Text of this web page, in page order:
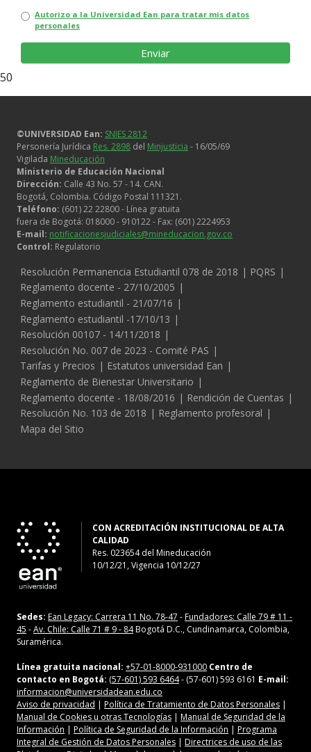
Autorizo a la Universidad Ean para tratar mis datos
personales
50
©UNIVERSIDAD Ean: SNIES 2812
Personería Jurídica Res. 2898 del Minjusticia - 16/05/69
Vigilada Mineducación
Ministerio de Educación Nacional
Dirección: Calle 43 No. 57 - 14. CAN.
Bogotá, Colombia. Código Postal 111321.
Teléfono: (601) 22 22800 - Línea gratuita
fuera de Bogotá: 018000 - 910122 - Fax: (601) 2224953
E-mail: notificacionesjudiciales@mineducacion.gov.co
Control: Regulatorio
Legales
Resolución Permanencia Estudiantil 078 de 2018
PQRS
Reglamento docente - 27/10/2005
Reglamento estudiantil - 21/07/16
Reglamento estudiantil -17/10/13
Resolución 00107 - 14/11/2018
Resolución No. 007 de 2023 - Comité PAS
Tarifas y Precios
Estatutos universidad Ean
Reglamento de Bienestar Universitario
Reglamento docente - 18/08/2016
Rendición de Cuentas
Resolución No. 103 de 2018
Reglamento profesoral
Mapa del Sitio
CON ACREDITACIÓN INSTITUCIONAL DE ALTA
CALIDAD
Res. 023654del Mineducación
10/12/21, Vigencia 10/12/27
Sedes: Ean Legacy: Carrera 11 No. 78-47 -Fundadores: Calle 79 # 11 -
45 -Av. Chile: Calle 71 # 9 - 84Bogotá D.C., Cundinamarca, Colombia,
Suramérica.
Línea gratuita nacional: +57-01-8000-931000 Centro de
contacto en Bogotá: (57-601) 593 6464- (57-601) 593 6161 E-mail:
informacion@universidadean.edu.co
Aviso de privacidad | Política de Tratamiento de Datos Personales |
Manual de Cookies u otras Tecnologías | Manual de Seguridad de la
Información | Política de Seguridad de la Información | Programa
Integral de Gestión de Datos Personales | Directrices de uso de las